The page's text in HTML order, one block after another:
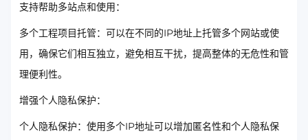
支持帮助多站点和使用：
多个工程项目托管：可以在不同的IP地址上托管多个网站或使
用，确保它们相互独立，避免相互干扰，提高整体的无危性和管
理便利性。
增强个人隐私保护：
个人隐私保护：使用多个IP地址可以增加匿名性和个人隐私保